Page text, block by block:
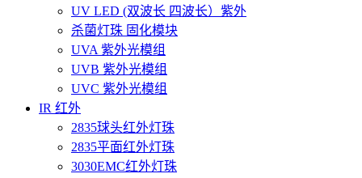
UV LED (双波长 四波长）紫外
杀菌灯珠 固化模块
UVA 紫外光模组
UVB 紫外光模组
UVC 紫外光模组
IR 红外
2835球头红外灯珠
2835平面红外灯珠
3030EMC红外灯珠